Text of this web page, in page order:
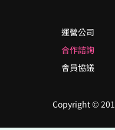
運營公司
合作諮詢
會員協議
Copyright ©